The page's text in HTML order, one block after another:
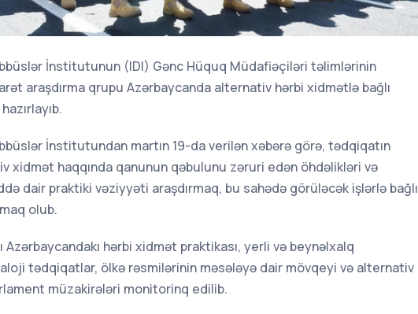
İnstitutunun (IDI) Gənc Hüquq Müdafiəçiləri təlimlərinin
araşdırma qrupu Azərbaycanda alternativ hərbi xidmətlə bağlı
İnstitutundan martın 19-da verilən xəbərə görə, tədqiqatın
xidmət haqqında qanunun qəbulunu zəruri edən öhdəlikləri və
dair praktiki vəziyyəti araşdırmaq, bu sahədə görüləcək işlərlə bağlı
olub.
Azərbaycandakı hərbi xidmət praktikası, yerli və beynəlxalq
tədqiqatlar, ölkə rəsmilərinin məsələyə dair mövqeyi və alternativ
müzakirələri monitorinq edilib.